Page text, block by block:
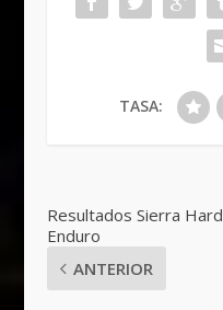
TASA:
Resultados Sierra Hard
Enduro
ANTERIOR